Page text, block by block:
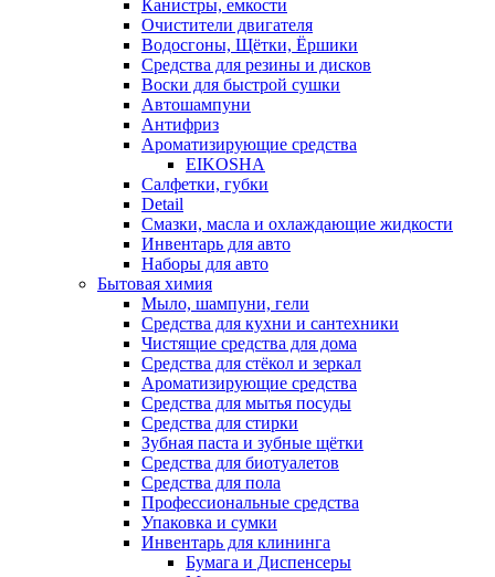
Канистры, емкости
Очистители двигателя
Водосгоны, Щётки, Ёршики
Средства для резины и дисков
Воски для быстрой сушки
Автошампуни
Антифриз
Ароматизирующие средства
EIKOSHA
Салфетки, губки
Detail
Смазки, масла и охлаждающие жидкости
Инвентарь для авто
Наборы для авто
Бытовая химия
Мыло, шампуни, гели
Средства для кухни и сантехники
Чистящие средства для дома
Средства для стёкол и зеркал
Ароматизирующие средства
Средства для мытья посуды
Средства для стирки
Зубная паста и зубные щётки
Средства для биотуалетов
Средства для пола
Профессиональные средства
Упаковка и сумки
Инвентарь для клининга
Бумага и Диспенсеры